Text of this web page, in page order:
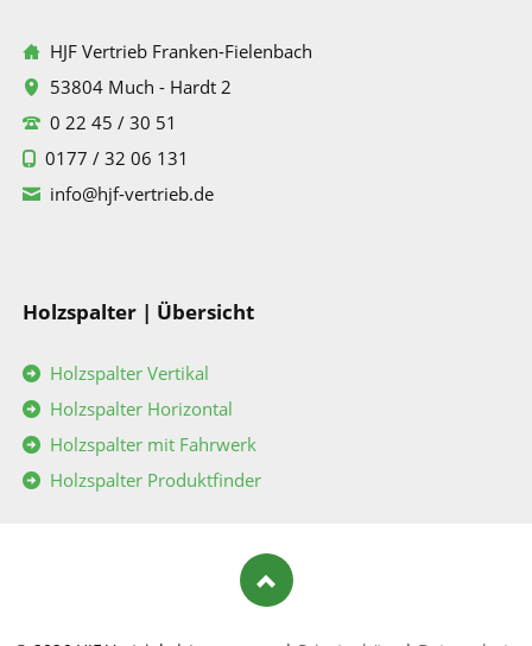
HJF Vertrieb Franken-Fielenbach
53804 Much - Hardt 2
0 22 45 / 30 51
0177 / 32 06 131
info@hjf-vertrieb.de
Holzspalter | Übersicht
Holzspalter Vertikal
Holzspalter Horizontal
Holzspalter mit Fahrwerk
Holzspalter Produktfinder